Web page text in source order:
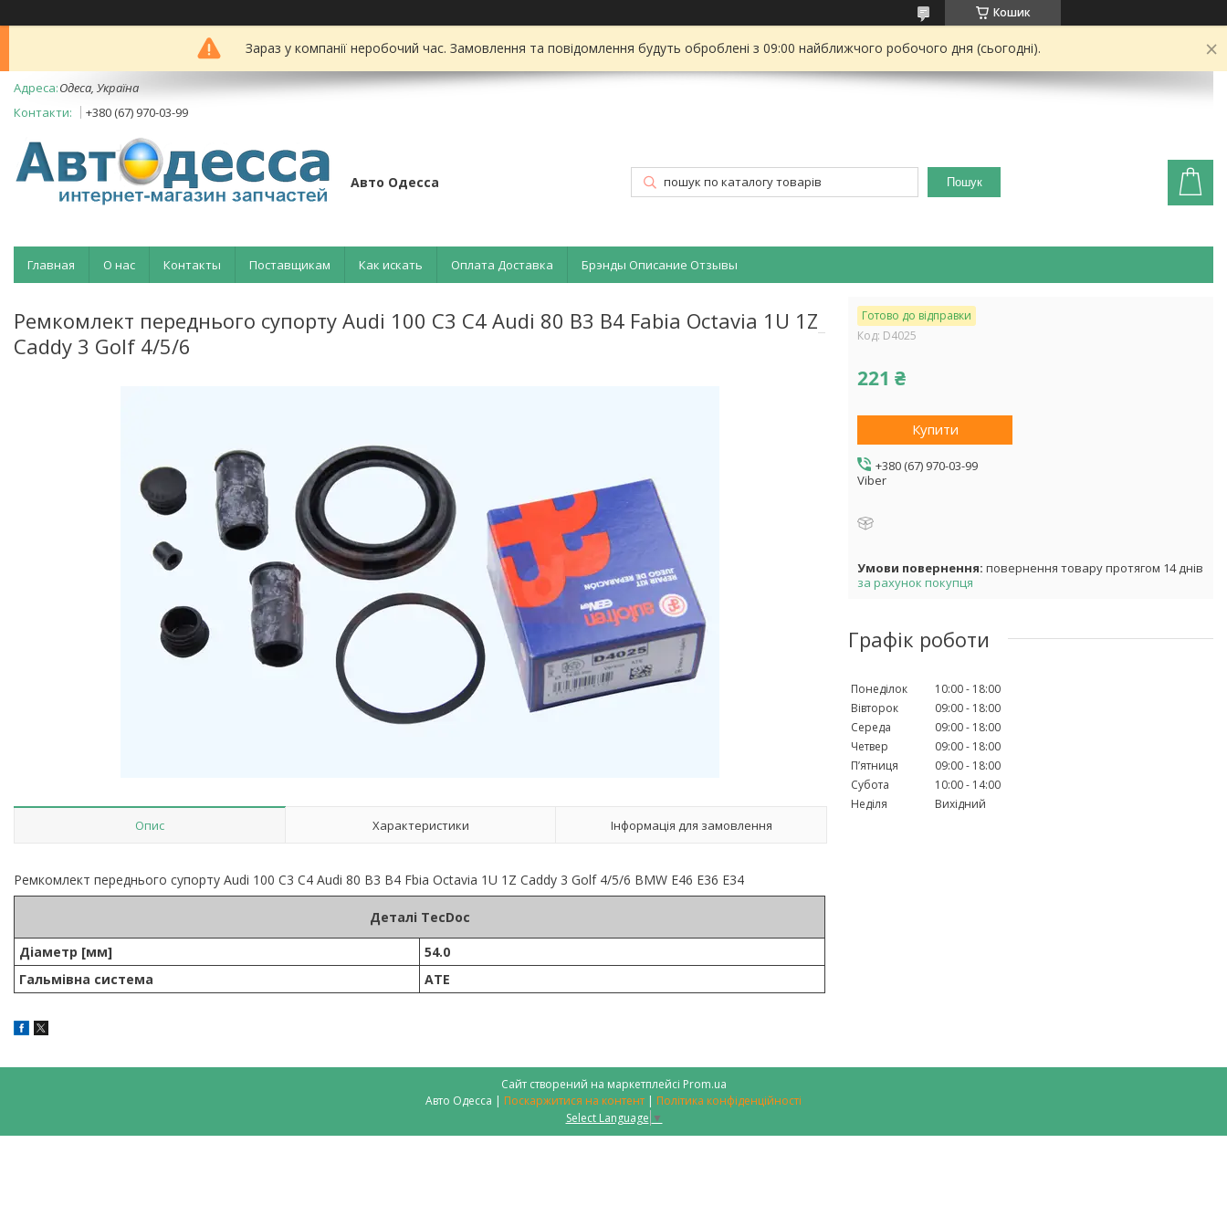
Кошик
Зараз у компанії неробочий час. Замовлення та повідомлення будуть оброблені з 09:00 найближчого робочого дня (сьогодні).
Одеса, Україна
+380 (67) 970-03-99
Авто Одесса Пошук
Главная О нас Контакты Поставщикам Как искать Оплата Доставка Брэнды Описание Отзывы
Ремкомлект переднього супорту Audi 100 C3 C4 Audi 80 B3 B4 Fabia Octavia 1U 1Z
Caddy 3 Golf 4/5/6
Опис Характеристики Інформація для замовлення
Ремкомлект переднього супорту Audi 100 C3 C4 Audi 80 B3 B4 Fbia Octavia 1U 1Z Caddy 3 Golf 4/5/6 BMW E46 E36 E34
Деталі TecDoc
Діаметр [мм]
54.0
Гальмівна система
ATE
Готово до відправки
Код: D4025
221 ₴
Купити
+380 (67) 970-03-99
Viber
повернення товару протягом 14 днів
за рахунок покупця
Графік роботи
Понеділок 10:00
18:00
Вівторок
09:00
18:00
Середа
09:00
18:00
Четвер
09:00
18:00
Пʼятниця
09:00
18:00
Субота
10:00
14:00
Неділя
Вихідний
Сайт створений на маркетплейсі Prom.ua
Авто Одесса | Поскаржитися на контент | Політика конфіденційності
Select Language ▼